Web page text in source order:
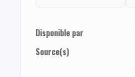
Disponible par
Source(s)